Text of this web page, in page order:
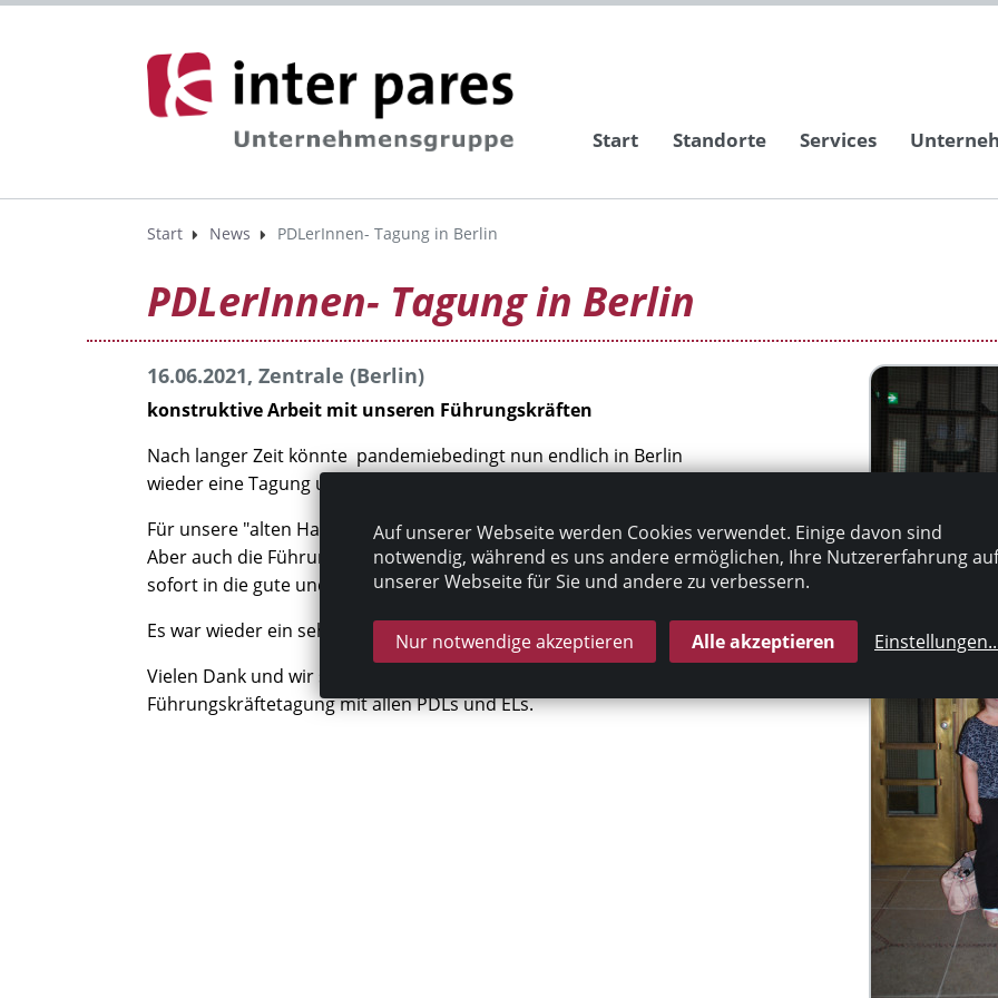
Start Standorte Services
Start News PDLerInnen- Tagung in Berlin
PDLerInnen- Tagung in Berlin
16.06.2021, Zentrale (Berlin)
konstruktive Arbeit mit unseren Führungskräften
Nach langer Zeit könnte pandemiebedingt nun endlich in Berlin
wieder eine Tagung unserer Pflegedienstleitungen stattfinden.
Für unsere "alten Haasen" war es ein lang ersehntes Wiedersehen.
Aber auch die Führungskräfte der neuen Einrichtungen wurden
sofort in die gute und konstruktive Arbeitsstimmung aufgenommen.
Es war wieder ein sehr spanndener Tag mit vielen Erkenntnissen.
Vielen Dank und wir sehen uns im Herbst zur großen
Führungskräftetagung mit allen PDLs und ELs.
Auf unserer Webseite werden Cookies verwendet. Einige davon sind
notwendig, während es uns andere ermöglichen, Ihre Nutzererfahrung auf
unserer Webseite für Sie und andere zu verbessern.
Nur notwendige akzeptieren Alle akzeptieren Einstellungen